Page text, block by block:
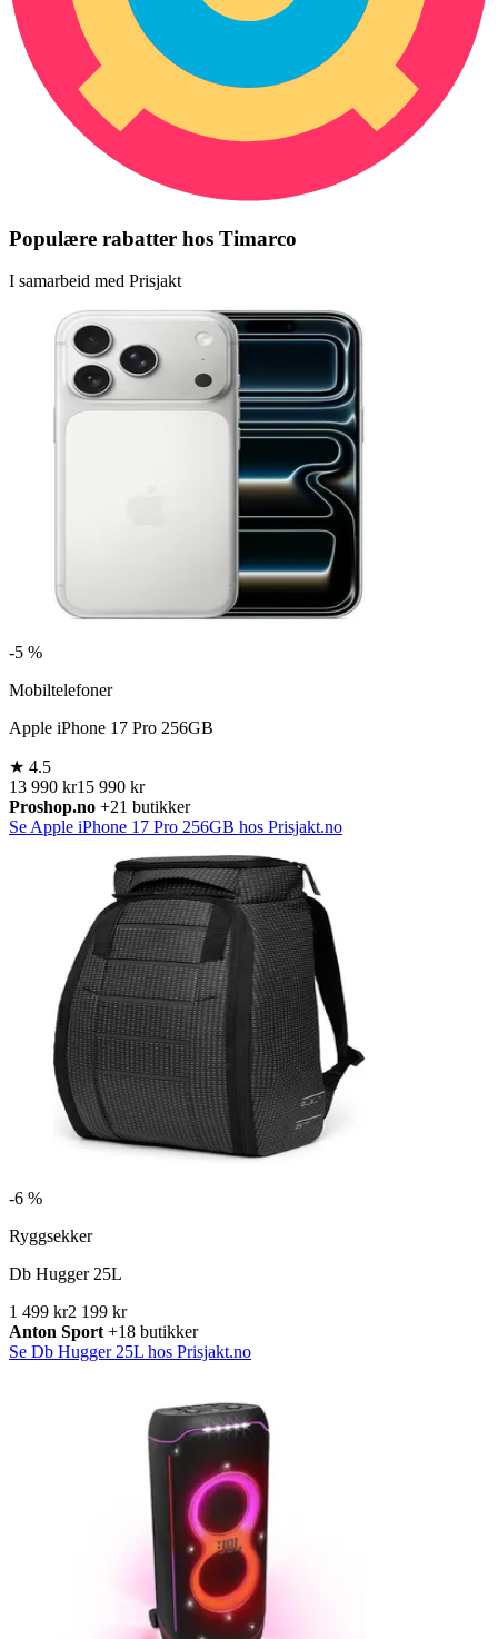
Populære rabatter hos Timarco
I samarbeid med Prisjakt
-5 %
Mobiltelefoner
Apple iPhone 17 Pro 256GB
★ 4.5
13 990 kr15 990 kr
Proshop.no +21 butikker
Se Apple iPhone 17 Pro 256GB hos Prisjakt.no
-6 %
Ryggsekker
Db Hugger 25L
1 499 kr2 199 kr
Anton Sport +18 butikker
Se Db Hugger 25L hos Prisjakt.no